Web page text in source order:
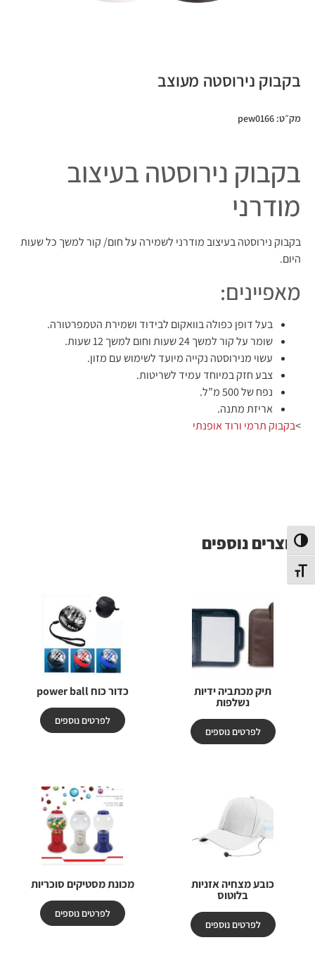
הפעל/כבה ניגודיות גבוהה
מתג גודל גופן
בקבוק נירוסטה מעוצב
מק״ט: pew0166
בקבוק נירוסטה בעיצוב
מודרני
בקבוק נירוסטה בעיצוב מודרני לשמירה על חום/ קור למשך כל שעות
היום.
מאפיינים:
בעל דופן כפולה בוואקום לבידוד ושמירת הטמפרטורה.
שומר על קור למשך 24 שעות וחום למשך 12 שעות.
עשוי מנירוסטה נקייה מיועד לשימוש עם מזון.
צבע חזק במיוחד עמיד לשריטות.
נפח של 500 מ”ל.
אריזת מתנה.
>בקבוק תרמי ורוד אופנתי
מוצרים נוספים
תיק מכתביה ידיות
נשלפות
לפרטים נוספים
כדור כוח power ball
לפרטים נוספים
כובע מצחיה אזניות
בלוטוס
לפרטים נוספים
מכונת מסטיקים סוכריות
לפרטים נוספים